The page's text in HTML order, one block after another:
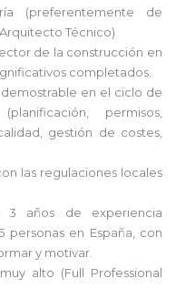
(preferentemente de
Técnico)
de la construcción en
completados.
en el ciclo de
permisos,
gestión de costes,
las regulaciones locales
3 años de experiencia
en España, con
y motivar.
alto (Full Professional